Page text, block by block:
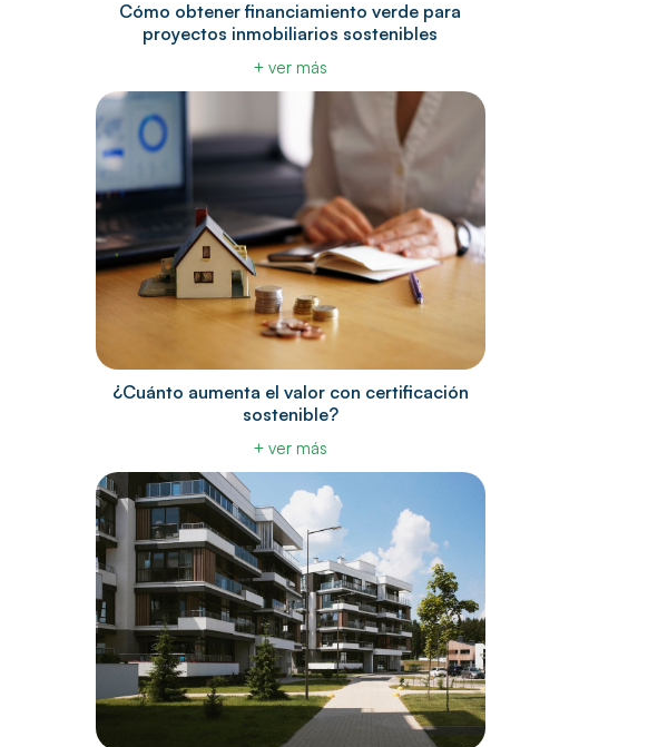
Cómo obtener financiamiento verde para
proyectos inmobiliarios sostenibles
+ ver más
¿Cuánto aumenta el valor con certificación
sostenible?
+ ver más